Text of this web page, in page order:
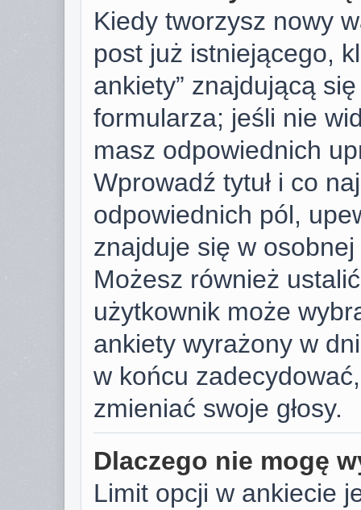
Kiedy tworzysz nowy
post już istniejącego,
ankiety” znajdującą
formularza; jeśli nie
masz odpowiednich
Wprowadź tytuł i co
odpowiednich pól,
znajduje się w
Możesz również
użytkownik może
ankiety wyrażony w
w końcu
zmieniać swoje głosy.
Dlaczego nie mogę
Limit opcji w ankiecie